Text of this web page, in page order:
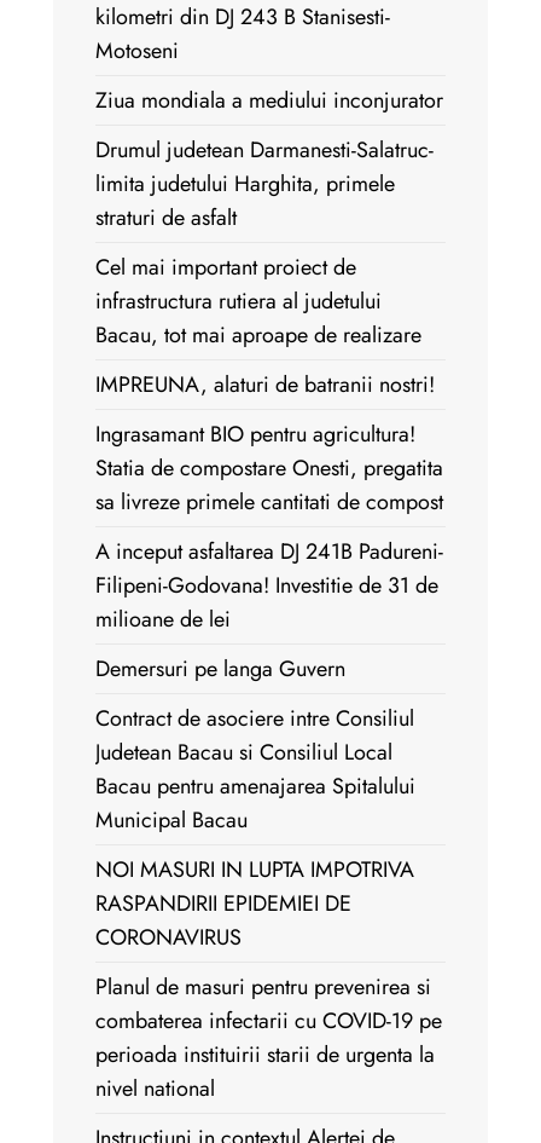
kilometri din DJ 243 B Stanisesti-
Motoseni
Ziua mondiala a mediului inconjurator
Drumul judetean Darmanesti-Salatruc-
limita judetului Harghita, primele
straturi de asfalt
Cel mai important proiect de
infrastructura rutiera al judetului
Bacau, tot mai aproape de realizare
IMPREUNA, alaturi de batranii nostri!
Ingrasamant BIO pentru agricultura!
Statia de compostare Onesti, pregatita
sa livreze primele cantitati de compost
A inceput asfaltarea DJ 241B Padureni-
Filipeni-Godovana! Investitie de 31 de
milioane de lei
Demersuri pe langa Guvern
Contract de asociere intre Consiliul
Judetean Bacau si Consiliul Local
Bacau pentru amenajarea Spitalului
Municipal Bacau
NOI MASURI IN LUPTA IMPOTRIVA
RASPANDIRII EPIDEMIEI DE
CORONAVIRUS
Planul de masuri pentru prevenirea si
combaterea infectarii cu COVID-19 pe
perioada instituirii starii de urgenta la
nivel national